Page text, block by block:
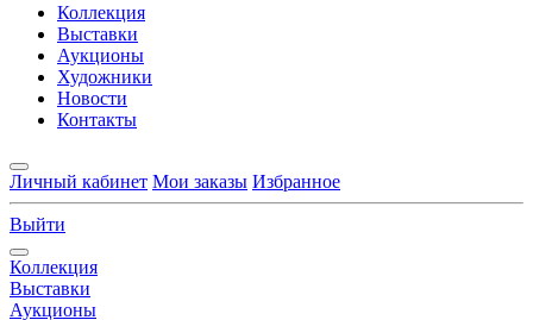
Коллекция
Выставки
Аукционы
Художники
Новости
Контакты
Личный кабинет Мои заказы Избранное
Выйти
Коллекция
Выставки
Аукционы